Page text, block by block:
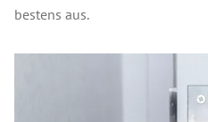
bestens aus.